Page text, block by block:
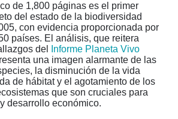
de 1,800 páginas es el primer
del estado de la biodiversidad
con evidencia proporcionada por
países. El análisis, que reitera
del
Informe Planeta Vivo
una imagen alarmante de las
la disminución de la vida
de hábitat y el agotamiento de los
que son cruciales para
desarrollo económico.